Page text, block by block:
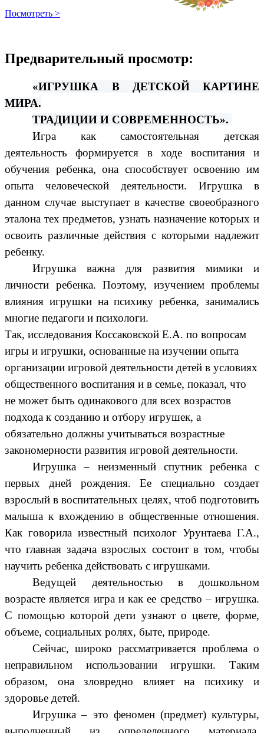
Посмотреть >
Предварительный просмотр:
«ИГРУШКА В ДЕТСКОЙ КАРТИНЕ
МИРА.
ТРАДИЦИИ И СОВРЕМЕННОСТЬ».
Игра как самостоятельная детская
деятельность формируется в ходе воспитания и
обучения ребенка, она способствует освоению им
опыта человеческой деятельности. Игрушка в
данном случае выступает в качестве своеобразного
эталона тех предметов, узнать назначение которых и
освоить различные действия с которыми надлежит
ребенку.
Игрушка важна для развития мимики и
личности ребенка. Поэтому, изучением проблемы
влияния игрушки на психику ребенка, занимались
многие педагоги и психологи.
Так, исследования Коссаковской Е.А. по вопросам
игры и игрушки, основанные на изучении опыта
организации игровой деятельности детей в условиях
общественного воспитания и в семье, показал, что
не может быть одинакового для всех возрастов
подхода к созданию и отбору игрушек, а
обязательно должны учитываться возрастные
закономерности развития игровой деятельности.
Игрушка – неизменный спутник ребенка с
первых дней рождения. Ее специально создает
взрослый в воспитательных целях, чтоб подготовить
малыша к вхождению в общественные отношения.
Как говорила известный психолог Урунтаева Г.А.,
что главная задача взрослых состоит в том, чтобы
научить ребенка действовать с игрушками.
Ведущей деятельностью в дошкольном
возрасте является игра и как ее средство – игрушка.
С помощью которой дети узнают о цвете, форме,
объеме, социальных ролях, быте, природе.
Сейчас, широко рассматривается проблема о
неправильном использовании игрушки. Таким
образом, она зловредно влияет на психику и
здоровье детей.
Игрушка – это феномен (предмет) культуры,